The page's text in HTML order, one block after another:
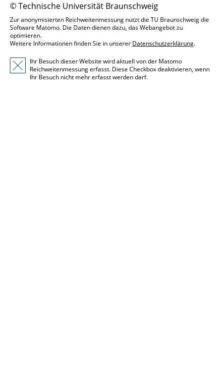
© Technische Universität Braunschweig
Zur anonymisierten Reichweitenmessung nutzt die TU Braunschweig die
Software Matomo. Die Daten dienen dazu, das Webangebot zu
optimieren.
Weitere Informationen finden Sie in unserer Datenschutzerklärung.
Ihr Besuch dieser Website wird aktuell von der Matomo
Reichweitenmessung erfasst. Diese Checkbox deaktivieren, wenn
Ihr Besuch nicht mehr erfasst werden darf.